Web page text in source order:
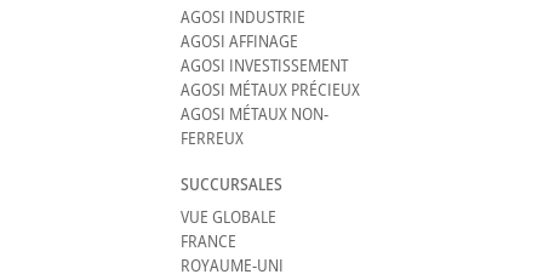
AGOSI INDUSTRIE
AGOSI AFFINAGE
AGOSI INVESTISSEMENT
AGOSI MÉTAUX PRÉCIEUX
AGOSI MÉTAUX NON-
FERREUX
SUCCURSALES
VUE GLOBALE
FRANCE
ROYAUME-UNI